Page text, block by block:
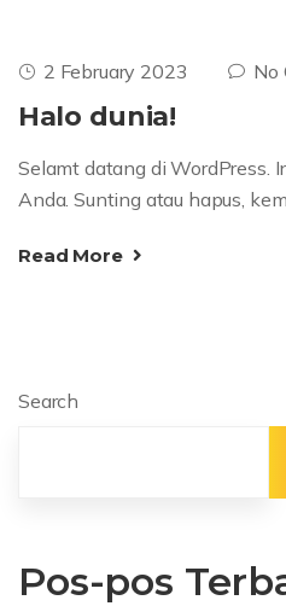
2 February 2023 No
Halo dunia!
Selamt datang di WordPress.
Anda. Sunting atau hapus,
Read More
Search
Pos-pos